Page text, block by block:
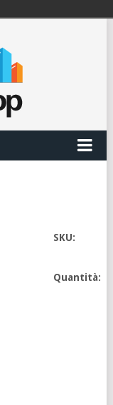
SKU:
Quantità: